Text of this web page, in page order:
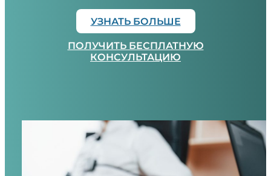
России данные исследования на детекторе лжи
активно начинают набирать оборот.
УЗНАТЬ БОЛЬШЕ
ПОЛУЧИТЬ БЕСПЛАТНУЮ
КОНСУЛЬТАЦИЮ